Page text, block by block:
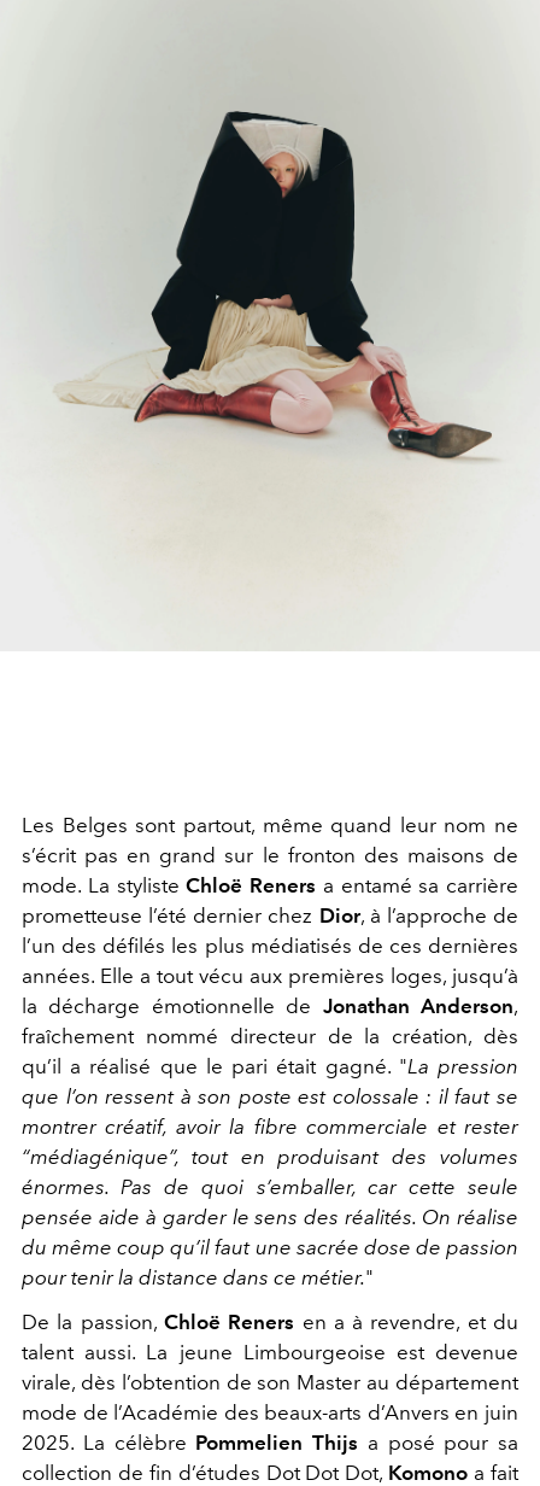
Les Belges sont partout, même quand leur nom ne
s’écrit pas en grand sur le fronton des maisons de
mode. La stylisteChloë Reners a entamé sa carrière
prometteuse l’été dernier chez Dior, à l’approche de
l’un des défilés les plus médiatisés de ces dernières
années. Elle a tout vécu aux premières loges, jusqu’à
la décharge émotionnelle de Jonathan Anderson,
fraîchement nommé directeur de la création, dès
qu’il a réalisé que le pari était gagné. "La pression
que l’on ressent à son poste est colossale : il faut se
montrer créatif, avoir la fibre commerciale et rester
“médiagénique”, tout en produisant des volumes
énormes. Pas de quoi s’emballer, car cette seule
pensée aide à garder le sens des réalités. On réalise
du même coup qu’il faut une sacrée dose de passion
pour tenir la distance dans ce métier."
De la passion, Chloë Reners en a à revendre, et du
talent aussi. La jeune Limbourgeoise est devenue
virale, dès l’obtention de son Master au département
mode de l’Académie des beaux-arts d’Anvers en juin
2025. La célèbre Pommelien Thijs a posé pour sa
collection de fin d’études Dot Dot Dot, Komono a fait